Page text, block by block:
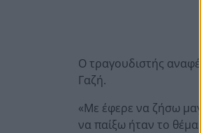
Ο τραγουδιστής
Γαζή.
«Με έφερε να ζήσω
να παίξω ήταν το θέμα»,